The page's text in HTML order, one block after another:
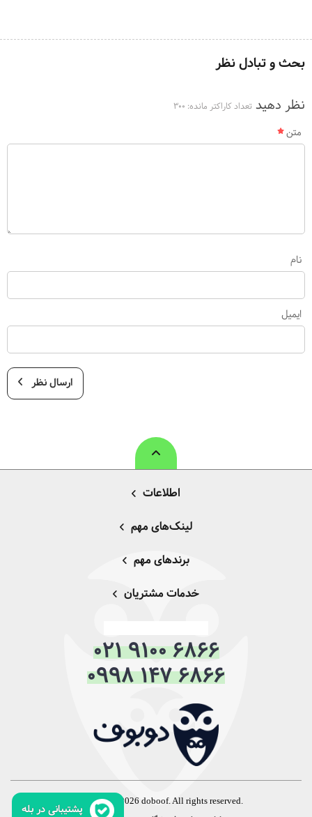
بحث و تبادل نظر
نظر دهید تعداد کاراکتر مانده: 300
متن
نام
ایمیل
ارسال نظر
پشتیبانی در بله
اطلاعات
لینک‌های مهم
برندهای مهم
خدمات مشتریان
021 9100 6866
0998 147 6866
Copyright © 2026 doboof. All rights reserved.